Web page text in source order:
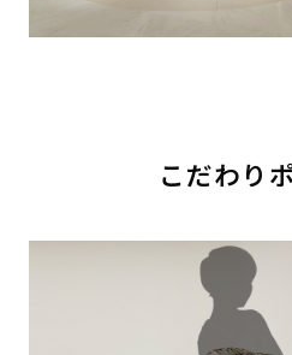
こだわり